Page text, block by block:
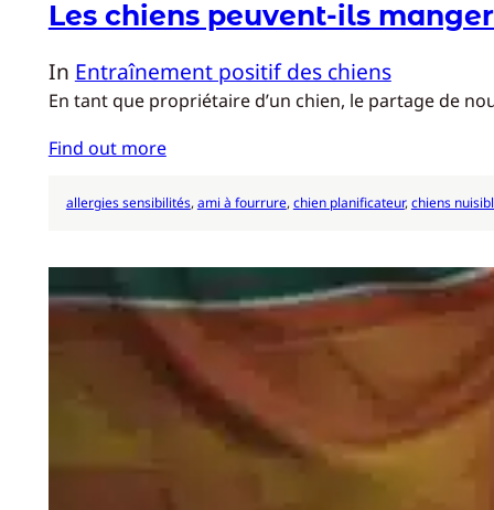
Les chiens peuvent-ils
In Entraînement positif des chiens
En tant que propriétaire d’un chien, le partage de
Find out more
allergies sensibilités, ami à fourrure, chien planificateur, chiens